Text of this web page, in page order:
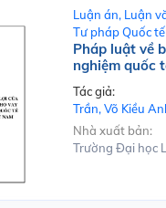
Luận án, Luận
Tư pháp Quốc
Pháp luật về
nghiệm quốc
Tác giả:
Trần, Võ Kiều
Nhà xuất bản:
Trường Đại học